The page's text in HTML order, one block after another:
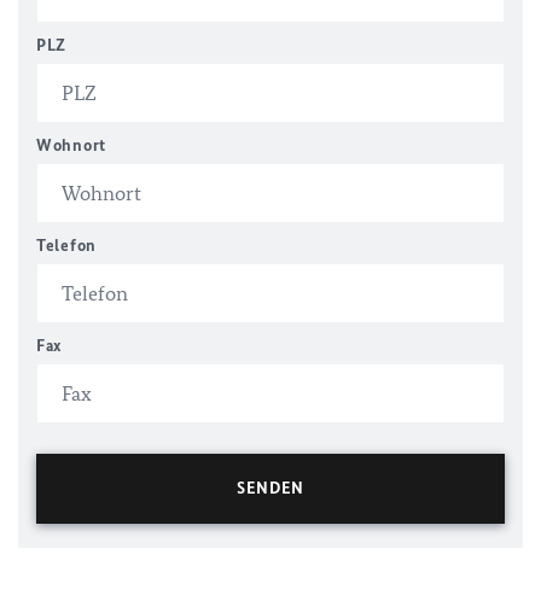
PLZ
Wohnort
Telefon
Fax